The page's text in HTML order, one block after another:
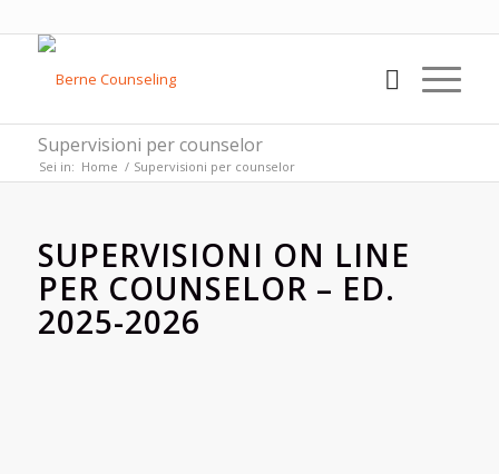
Supervisioni per counselor
Sei in: Home / Supervisioni per counselor
SUPERVISIONI ON LINE
PER COUNSELOR – ED.
2025-2026